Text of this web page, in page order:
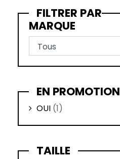
FILTRER PAR
MARQUE
EN PROMOTION
OUI (1)
TAILLE